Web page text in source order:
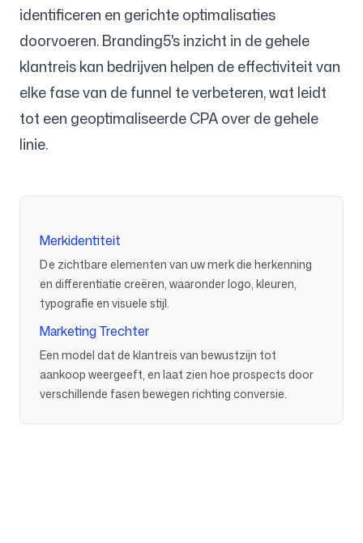
identificeren en gerichte optimalisaties
doorvoeren. Branding5's inzicht in de gehele
klantreis kan bedrijven helpen de effectiviteit van
elke fase van de funnel te verbeteren, wat leidt
tot een geoptimaliseerde CPA over de gehele
linie.
Merkidentiteit
De zichtbare elementen van uw merk die herkenning
en differentiatie creëren, waaronder logo, kleuren,
typografie en visuele stijl.
Marketing Trechter
Een model dat de klantreis van bewustzijn tot
aankoop weergeeft, en laat zien hoe prospects door
verschillende fasen bewegen richting conversie.